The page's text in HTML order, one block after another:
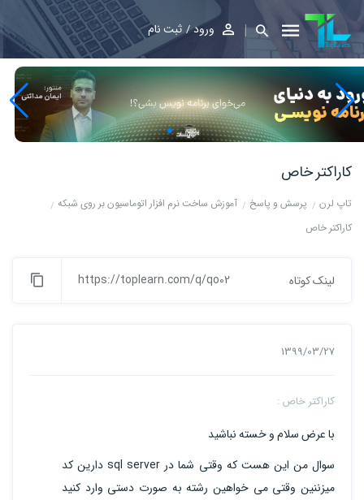
ورود ثبت نام
کاراکتر خاص
تاپ لرن پرسش و پاسخ
آموزش ساخت نرم افزار اتوماسیون بر روی شبکه
کاراکتر خاص
لینک کوتاه https://toplearn.com/q/qo02
1399/03/27
کاراکتر خاص :
با عرض سلام و خسته نباشید
سوال من این هست که وقتی شما در sql server دارین کد
میزننین وقتی می خواهین رشته به صورت دستی وارد کنید